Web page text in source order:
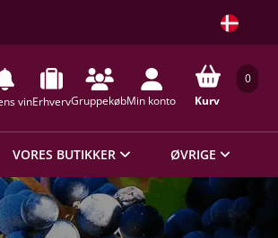
vinErhvervGruppekøbMin konto
0
Kurv
VORES BUTIKKER ØVRIGE